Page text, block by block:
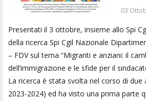
03
Presentati il 3 ottobre, insieme allo Spi
della ricerca Spi Cgil Nazionale
– FDV sul tema “Migranti e anziani: il
dell’immigrazione e le sfide per il
La ricerca è stata svolta nel corso di due
2023-2024) ed ha visto una prima parte